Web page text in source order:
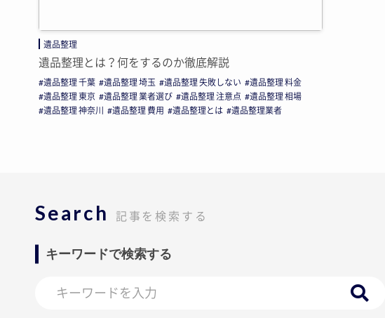
遺品整理
遺品整理とは？何をするのか徹底解説
遺品整理 千葉 遺品整理 埼玉 遺品整理 失敗しない
遺品整理 料金
遺品整理 東京
遺品整理 業者選び 遺品整理 注意点
遺品整理 相場
遺品整理 神奈川
遺品整理 費用 遺品整理とは 遺品整理業者
Search 記事を検索する
キーワードで検索する